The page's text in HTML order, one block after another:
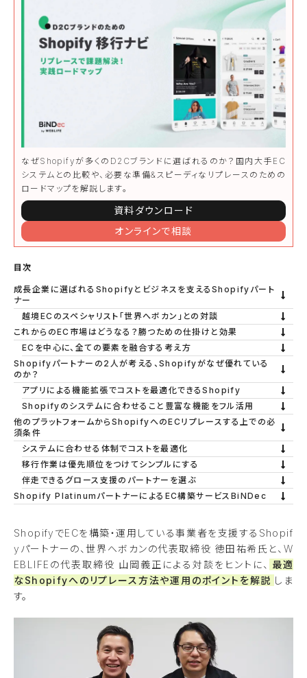
なぜShopifyが多くのD2Cブランドに選ばれるのか？国内大手EC
システムとの比較や、必要な準備&スピーディなリプレースのための
ロードマップを解説します。
資料ダウンロード
オンラインで相談
目次
成長企業に選ばれるShopifyとビジネスを支えるShopifyパート
ナー
越境ECのスペシャリスト「世界へボカン」との対談
これからのEC市場はどうなる？勝つための仕掛けと効果
ECを中心に、全ての要素を融合する考え方
Shopifyパートナーの2人が考える、Shopifyがなぜ優れている
のか？
アプリによる機能拡張でコストを最適化できるShopify
Shopifyのシステムに合わせること豊富な機能をフル活用
他のプラットフォームからShopifyへのECリプレースする上での必
須条件
システムに合わせる体制でコストを最適化
移行作業は優先順位をつけてシンプルにする
伴走できるグロース支援のパートナーを選ぶ
Shopify PlatinumパートナーによるEC構築サービスBiNDec
ShopifyでECを構築・運用している事業者を支援するShopif
yパートナーの、世界へボカンの代表取締役 徳田祐希氏と、W
EBLIFEの代表取締役 山岡義正による対談をヒントに、 最適
なShopifyへのリプレース方法や運用のポイントを解説 しま
す。